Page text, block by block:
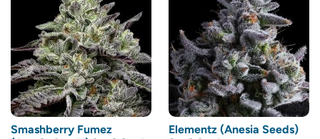
Smashberry Fumez
Elementz (Anesia Seeds)